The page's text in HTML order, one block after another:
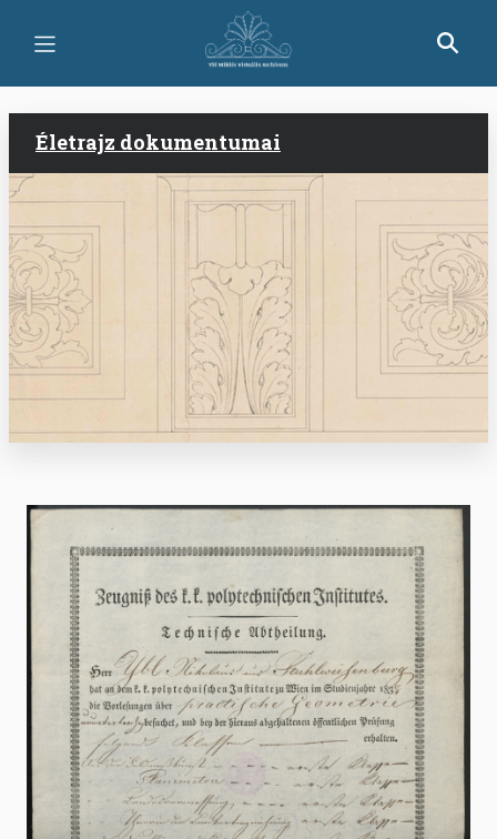
tartalomra
Életrajz dokumentumai